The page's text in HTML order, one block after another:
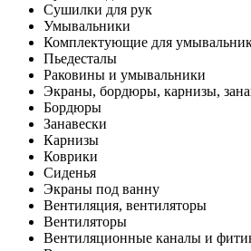
Сушилки для рук
Умывальники
Комплектующие для
Пьедесталы
Раковины и умывальники
Экраны, бордюры, карнизы,
Бордюры
Занавески
Карнизы
Коврики
Сиденья
Экраны под ванну
Вентиляция, вентиляторы
Вентиляторы
Вентиляционные каналы и